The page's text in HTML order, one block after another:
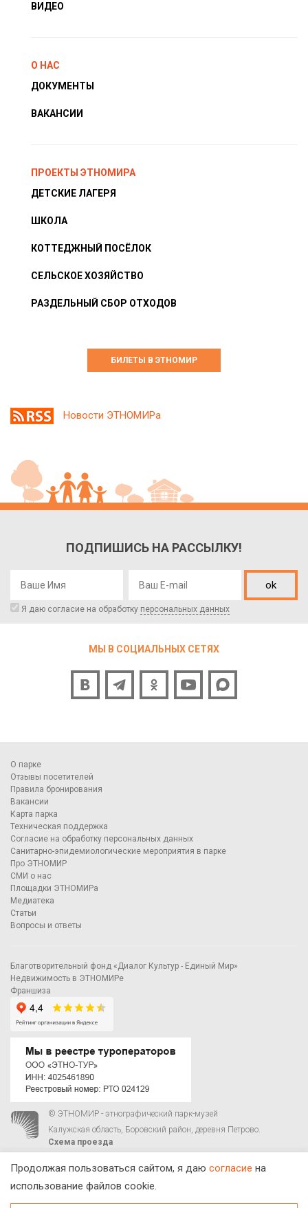
ВИДЕО
О НАС
ДОКУМЕНТЫ
ВАКАНСИИ
ПРОЕКТЫ ЭТНОМИРА
ДЕТСКИЕ ЛАГЕРЯ
ШКОЛА
КОТТЕДЖНЫЙ ПОСЁЛОК
СЕЛЬСКОЕ ХОЗЯЙСТВО
РАЗДЕЛЬНЫЙ СБОР ОТХОДОВ
БИЛЕТЫ В ЭТНОМИР
Новости ЭТНОМИРа
ПОДПИШИСЬ НА РАССЫЛКУ!
ok
Я даю согласие на обработку персональных данных
МЫ В СОЦИАЛЬНЫХ СЕТЯХ
О парке
Отзывы посетителей
Правила бронирования
Вакансии
Карта парка
Техническая поддержка
Согласие на обработку персональных данных
Санитарно-эпидемиологические мероприятия в парке
Про ЭТНОМИР
СМИ о нас
Площадки ЭТНОМИРа
Медиатека
Статьи
Вопросы и ответы
Благотворительный фонд «Диалог Культур - Единый Мир»
Недвижимость в ЭТНОМИРе
Франшиза
© ЭТНОМИР - этнографический парк-музей
Калужская область, Боровский район, деревня Петрово.
Схема проезда
Продолжая пользоваться сайтом, я даю согласие на
использование файлов cookie.